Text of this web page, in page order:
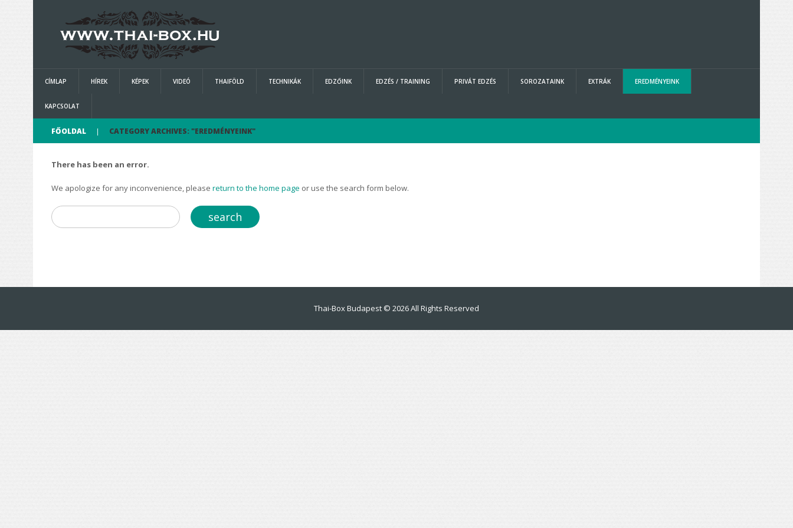
CÍMLAP HÍREK KÉPEK VIDEÓ THAIFÖLD TECHNIKÁK EDZŐINK EDZÉS / TRAINING PRIVÁT EDZÉS SOROZATAINK EXTRÁK EREDMÉNYEINK
KAPCSOLAT
FŐOLDAL CATEGORY ARCHIVES: "EREDMÉNYEINK"
There has been an error.
We apologize for any inconvenience, please return to the home page or use the search form below.
Thai-Box Budapest © 2026 All Rights Reserved